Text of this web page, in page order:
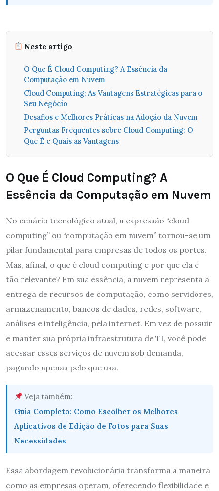
Neste artigo
O Que É Cloud Computing? A Essência da
Computação em Nuvem
Cloud Computing: As Vantagens Estratégicas para o
Seu Negócio
Desafios e Melhores Práticas na Adoção da Nuvem
Perguntas Frequentes sobre Cloud Computing: O
Que É e Quais as Vantagens
O Que É Cloud Computing? A
Essência da Computação em Nuvem
No cenário tecnológico atual, a expressão “cloud
computing” ou “computação em nuvem” tornou-se um
pilar fundamental para empresas de todos os portes.
Mas, afinal, o que é cloud computing e por que ela é
tão relevante? Em sua essência, a nuvem representa a
entrega de recursos de computação, como servidores,
armazenamento, bancos de dados, redes, software,
análises e inteligência, pela internet. Em vez de possuir
e manter sua própria infraestrutura de TI, você pode
acessar esses serviços de nuvem sob demanda,
pagando apenas pelo que usa.
Veja também:
Guia Completo: Como Escolher os Melhores
Aplicativos de Edição de Fotos para Suas
Necessidades
Essa abordagem revolucionária transforma a maneira
como as empresas operam, oferecendo flexibilidade e